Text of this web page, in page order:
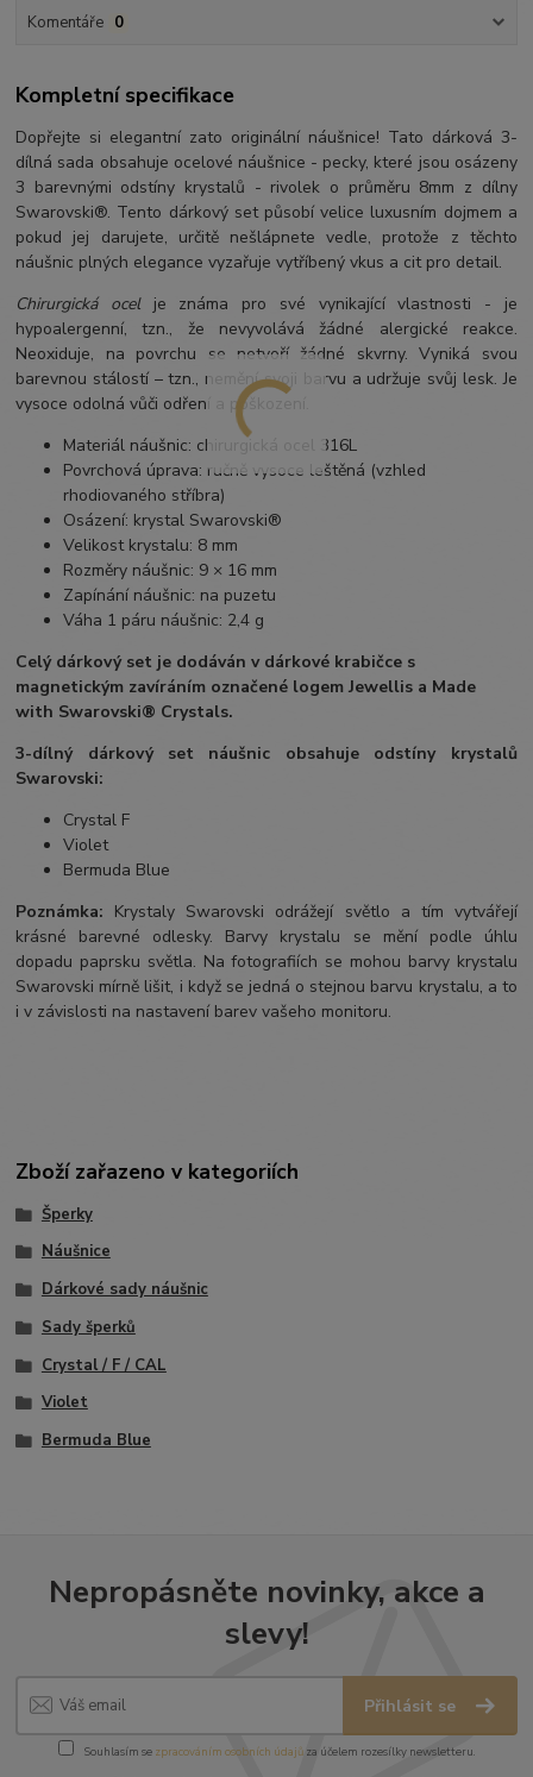
Komentáře 0
Kompletní specifikace
Dopřejte si elegantní zato originální náušnice! Tato dárková 3-
dílná sada obsahuje ocelové náušnice - pecky, které jsou osázeny
3 barevnými odstíny krystalů - rivolek o průměru 8mm z dílny
Swarovski®. Tento dárkový set působí velice luxusním dojmem a
pokud jej darujete, určitě nešlápnete vedle, protože z těchto
náušnic plných elegance vyzařuje vytříbený vkus a cit pro detail.
Chirurgická ocelje známa pro své vynikající vlastnosti - je
hypoalergenní, tzn., že nevyvolává žádné alergické reakce.
Neoxiduje, na povrchu se netvoří žádné skvrny. Vyniká svou
barevnou stálostí – tzn., nemění svoji barvu a udržuje svůj lesk. Je
vysoce odolná vůči odření a poškození.
Materiál náušnic: chirurgická ocel 316L
Povrchová úprava: ručně vysoce leštěná (vzhled
rhodiovaného stříbra)
Osázení: krystal Swarovski®
Velikost krystalu: 8 mm
Rozměry náušnic: 9 × 16 mm
Zapínání náušnic: na puzetu
Váha 1 páru náušnic: 2,4 g
Celý dárkový set je dodáván v dárkové krabičce s
magnetickým zavíráním označené logem Jewellis a Made
with Swarovski® Crystals.
3-dílný dárkový set náušnic obsahuje odstíny krystalů
Swarovski:
Crystal F
Violet
Bermuda Blue
Poznámka: Krystaly Swarovski odrážejí světlo a tím vytvářejí
krásné barevné odlesky. Barvy krystalu se mění podle úhlu
dopadu paprsku světla. Na fotografiích se mohou barvy krystalu
Swarovski mírně lišit, i když se jedná o stejnou barvu krystalu, a to
i v závislosti na nastavení barev vašeho monitoru.
Zboží zařazeno v kategoriích
Šperky
Náušnice
Dárkové sady náušnic
Sady šperků
Crystal / F / CAL
Violet
Bermuda Blue
Nepropásněte novinky, akce a
slevy!
Přihlásit se
Souhlasím se zpracováním osobních údajůza účelem rozesílky newsletteru.